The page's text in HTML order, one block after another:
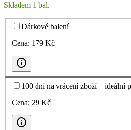
Skladem 1 bal.
Dárkové balení
Cena: 179 Kč
100 dní na vrácení zboží – ideální
Cena: 29 Kč